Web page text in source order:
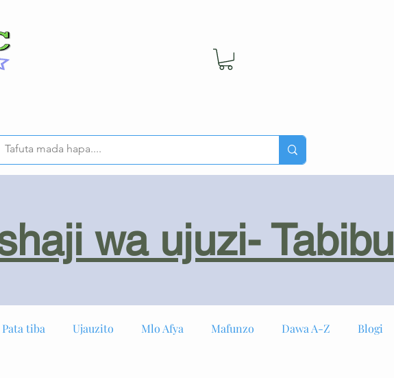
wa ujuzi- Tabibu
Pata tiba Ujauzito Mlo Afya Mafunzo Dawa A-Z Blogi